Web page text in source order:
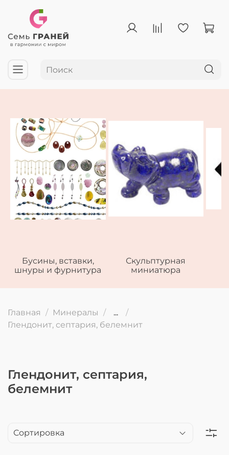
Бусины, вставки,
шнуры и фурнитура
Скульптурная
миниатюра
Главная Минералы
...
Глендонит, септария, белемнит
Глендонит, септария,
белемнит